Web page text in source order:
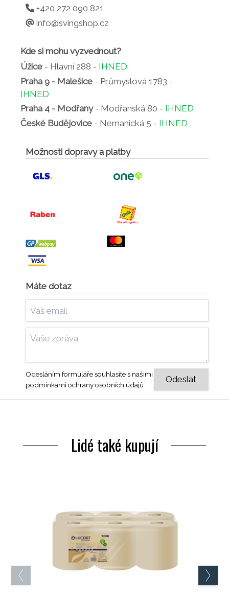
+420 272 090 821
info@svingshop.cz
Kde si mohu vyzvednout?
Úžice - Hlavní 288 - IHNED
Praha 9 - Malešice - Průmyslová 1783 -
IHNED
Praha 4 - Modřany- Modřanská 80 - IHNED
České Budějovice - Nemanická 5 - IHNED
Možnosti dopravy a platby
Máte dotaz
Odesláním formuláře souhlasíte s našimi
podmínkami ochrany osobních údajů
Lidé také kupují